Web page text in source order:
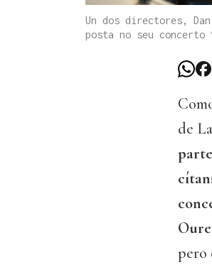
Un dos directores,
posta no seu concerto
de
pero